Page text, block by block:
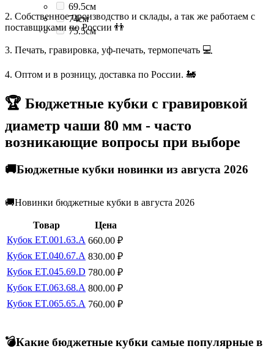
69.5см
74см
75.5см
2. Собственное производство и склады, а так же работаем с
поставщиками по России 👬
3. Печать, гравировка, уф-печать, термопечать 💻
4. Оптом и в розницу, доставка по России. 🚂
🏆 Бюджетные кубки с гравировкой
диаметр чаши 80 мм - часто
возникающие вопросы при выборе
🚚Бюджетные кубки новинки из августа 2026
🚚Новинки бюджетные кубки в августа 2026
Товар
Цена
Кубок ET.001.63.A 660.00 ₽
Кубок ET.040.67.A 830.00 ₽
Кубок ET.045.69.D 780.00 ₽
Кубок ET.063.68.A 800.00 ₽
Кубок ET.065.65.A 760.00 ₽
💣Какие бюджетные кубки самые популярные в